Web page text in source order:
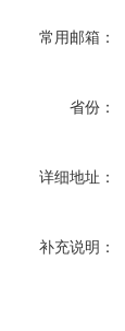
常用邮箱：
省份：
详细地址：
补充说明：